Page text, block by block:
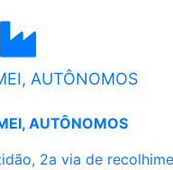
AUTÔNOMOS
AUTÔNOMOS
2a via de